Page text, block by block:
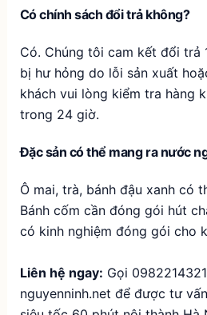
Có chính sách đổi trả không?
Có. Chúng tôi cam kết đổi trả
bị hư hỏng do lỗi sản xuất
khách vui lòng kiểm tra hàng
trong 24 giờ.
Đặc sản có thể mang ra nước
Ô mai, trà, bánh đậu xanh có
Bánh cốm cần đóng gói hút
có kinh nghiệm đóng gói cho
Liên hệ ngay: Gọi
nguyenninh.net để được tư